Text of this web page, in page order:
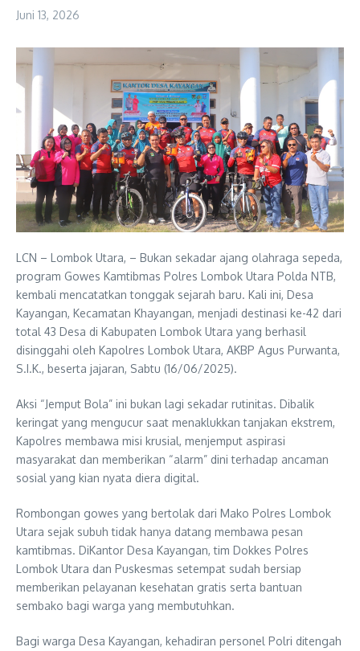
Juni 13, 2026
LCN – Lombok Utara, – Bukan sekadar ajang olahraga sepeda,
program Gowes Kamtibmas Polres Lombok Utara Polda NTB,
kembali mencatatkan tonggak sejarah baru. Kali ini, Desa
Kayangan, Kecamatan Khayangan, menjadi destinasi ke-42 dari
total 43 Desa di Kabupaten Lombok Utara yang berhasil
disinggahi oleh Kapolres Lombok Utara, AKBP Agus Purwanta,
S.I.K., beserta jajaran, Sabtu (16/06/2025).
Aksi “Jemput Bola” ini bukan lagi sekadar rutinitas. Dibalik
keringat yang mengucur saat menaklukkan tanjakan ekstrem,
Kapolres membawa misi krusial, menjemput aspirasi
masyarakat dan memberikan “alarm” dini terhadap ancaman
sosial yang kian nyata diera digital.
Rombongan gowes yang bertolak dari Mako Polres Lombok
Utara sejak subuh tidak hanya datang membawa pesan
kamtibmas. DiKantor Desa Kayangan, tim Dokkes Polres
Lombok Utara dan Puskesmas setempat sudah bersiap
memberikan pelayanan kesehatan gratis serta bantuan
sembako bagi warga yang membutuhkan.
Bagi warga Desa Kayangan, kehadiran personel Polri ditengah